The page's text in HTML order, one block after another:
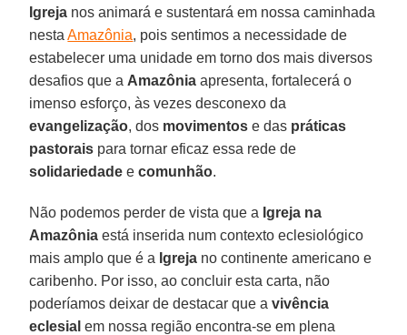
Igreja nos animará e sustentará em nossa caminhada
nestaAmazônia, pois sentimos a necessidade de
estabelecer uma unidade em torno dos mais diversos
desafios que a Amazônia apresenta, fortalecerá o
imenso esforço, às vezes desconexo da
evangelização, dos movimentose das práticas
pastorais para tornar eficaz essa rede de
solidariedadee comunhão.
Não podemos perder de vista que a Igreja na
Amazônia está inserida num contexto eclesiológico
mais amplo que é a Igreja no continente americano e
caribenho. Por isso, ao concluir esta carta, não
poderíamos deixar de destacar que avivência
eclesial em nossa região encontra-se em plena